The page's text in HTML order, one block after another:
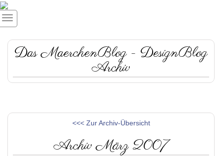
Das MaerchenBlog - DesignBlog
Archiv
<<< Zur Archiv-Übersicht
Archiv März 2007